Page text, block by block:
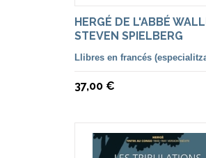
HERGÉ DE L'ABBÉ
STEVEN SPIELBERG
Llibres en francés
37,00 €